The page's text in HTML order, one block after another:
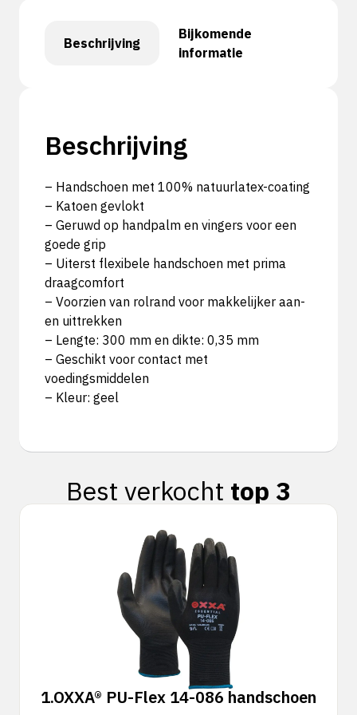
Beschrijving
Bijkomende
informatie
Beschrijving
– Handschoen met 100% natuurlatex-coating
– Katoen gevlokt
– Geruwd op handpalm en vingers voor een
goede grip
– Uiterst flexibele handschoen met prima
draagcomfort
– Voorzien van rolrand voor makkelijker aan-
en uittrekken
– Lengte: 300 mm en dikte: 0,35 mm
– Geschikt voor contact met
voedingsmiddelen
– Kleur: geel
Best verkocht top 3
1.OXXA® PU-Flex 14-086 handschoen